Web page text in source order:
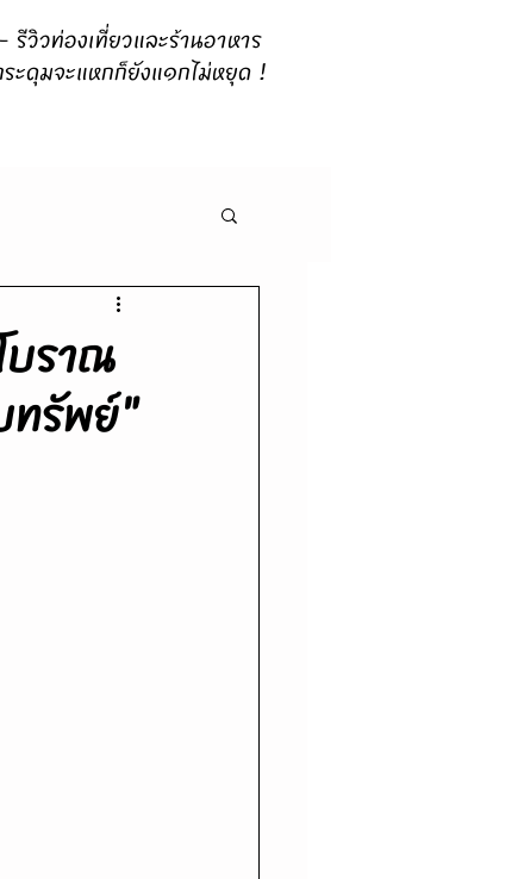
วิวท่องเที่ยวและร้านอาหาร
ะดุมจะแหกก็ยังแ๑กไม่หยุด !
ราณ
ทรัพย์"